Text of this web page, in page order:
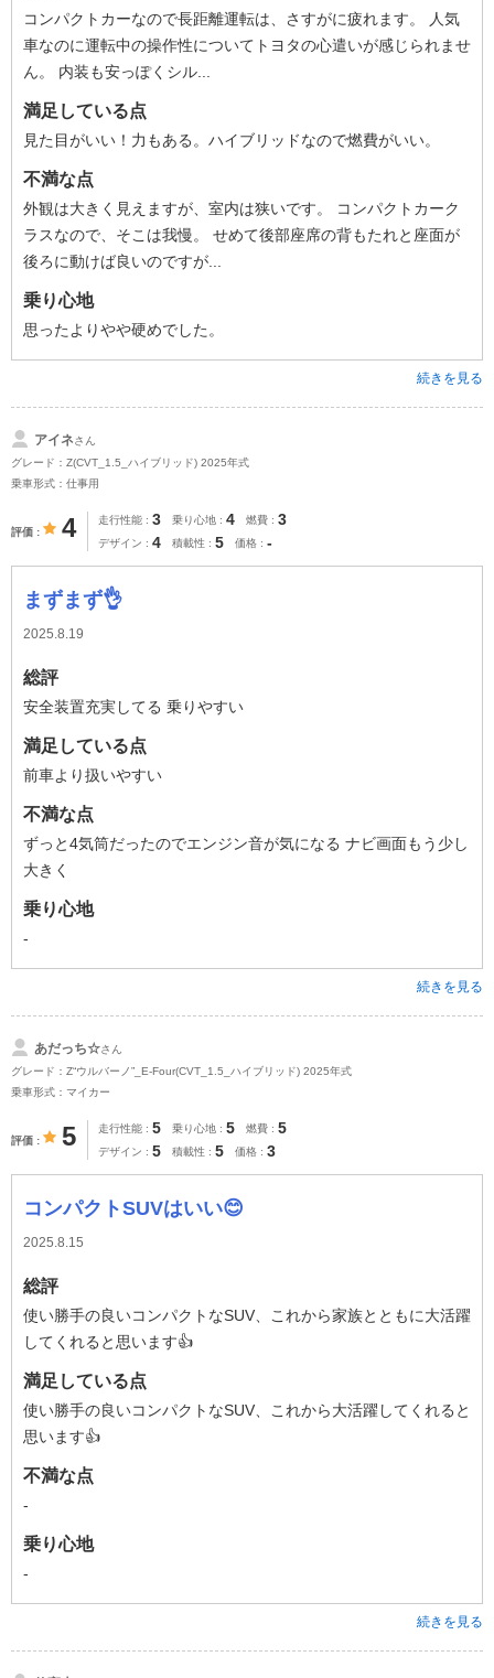
コンパクトカーなので長距離運転は、さすがに疲れます。 人気
車なのに運転中の操作性についてトヨタの心遣いが感じられませ
ん。 内装も安っぽくシル...
満足している点
見た目がいい！力もある。ハイブリッドなので燃費がいい。
不満な点
外観は大きく見えますが、室内は狭いです。 コンパクトカーク
ラスなので、そこは我慢。 せめて後部座席の背もたれと座面が
後ろに動けば良いのですが...
乗り心地
思ったよりやや硬めでした。
続きを見る
アイネさん
グレード：Z(CVT_1.5_ハイブリッド) 2025年式
乗車形式：仕事用
評価 4 走行性能 3 乗り心地 4 燃費 3
デザイン 4 積載性 5 価格 -
まずまず👌
2025.8.19
総評
安全装置充実してる 乗りやすい
満足している点
前車より扱いやすい
不満な点
ずっと4気筒だったのでエンジン音が気になる ナビ画面もう少し
大きく
乗り心地
-
続きを見る
あだっち☆さん
グレード：Z“ウルバーノ”_E-Four(CVT_1.5_ハイブリッド) 2025年式
乗車形式：マイカー
評価 5 走行性能 5 乗り心地 5 燃費 5
デザイン 5 積載性 5 価格 3
コンパクトSUVはいい😊
2025.8.15
総評
使い勝手の良いコンパクトなSUV、これから家族とともに大活躍
してくれると思います👍
満足している点
使い勝手の良いコンパクトなSUV、これから大活躍してくれると
思います👍
不満な点
-
乗り心地
-
続きを見る